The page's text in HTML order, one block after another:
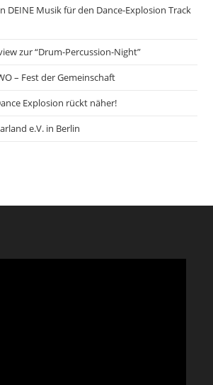
DEINE Musik für den Dance-Explosion Track
zur “Drum-Percussion-Night”
– Fest der Gemeinschaft
Explosion rückt näher!
e.V. in Berlin